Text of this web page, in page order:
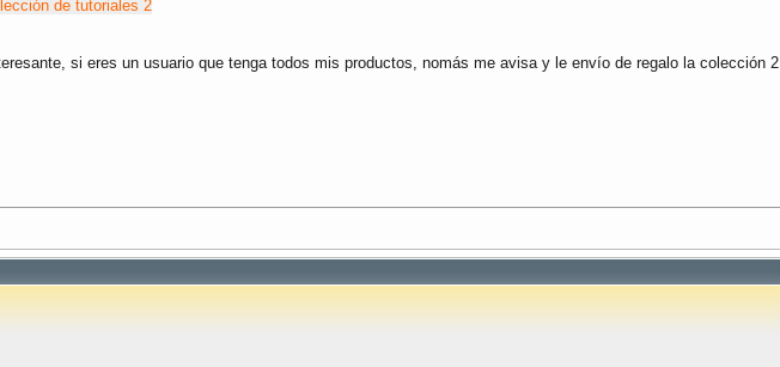
de tutoriales 2
si eres un usuario que tenga todos mis productos, nomás me avisa y le envío de regalo la colección 2